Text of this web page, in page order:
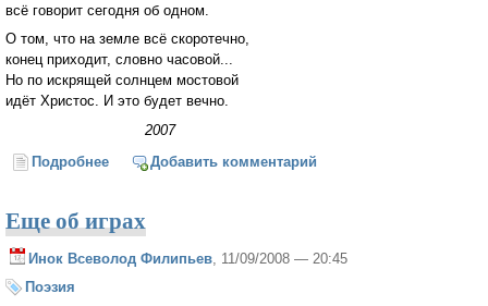
всё говорит сегодня об одном.
О том, что на земле всё скоротечно,
конец приходит, словно часовой...
Но по искрящей солнцем мостовой
идёт Христос. И это будет вечно.
2007
Подробнее о Мостовая
Добавить комментарий
Еще об играх
Инок Всеволод Филипьев , 11/09/2008 — 20:45
Поэзия